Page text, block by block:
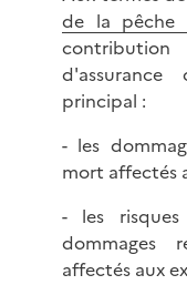
de la pêche
principal :
- les
mort affectés
- les
dommages
affectés aux